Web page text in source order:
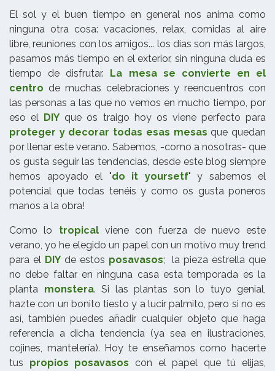
El sol y el buen tiempo en general nos anima como
ninguna otra cosa: vacaciones, relax, comidas al aire
libre, reuniones con los amigos... los días son más largos,
pasamos más tiempo en el exterior, sin ninguna duda es
tiempo de disfrutar. La mesa se convierte en el
centro de muchas celebraciones y reencuentros con
las personas a las que no vemos en mucho tiempo, por
eso el DIY que os traigo hoy os viene perfecto para
proteger y decorar todas esas mesas que quedan
por llenar este verano. Sabemos, -como a nosotras- que
os gusta seguir las tendencias, desde este blog siempre
hemos apoyado el "do it yoursetf" y sabemos el
potencial que todas tenéis y como os gusta poneros
manos a la obra!
Como lo tropical viene con fuerza de nuevo este
verano, yo he elegido un papel con un motivo muy trend
para el DIYde estos posavasos; la pieza estrella que
no debe faltar en ninguna casa esta temporada es la
planta monstera. Si las plantas son lo tuyo genial,
hazte con un bonito tiesto y a lucir palmito, pero si no es
así, también puedes añadir cualquier objeto que haga
referencia a dicha tendencia (ya sea en ilustraciones,
cojines, mantelería). Hoy te enseñamos como hacerte
tus propios posavasos con el papel que tú elijas,